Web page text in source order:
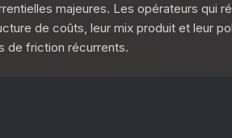
majeures. Les opérateurs qui
de coûts, leur mix produit et leur
de friction récurrents.